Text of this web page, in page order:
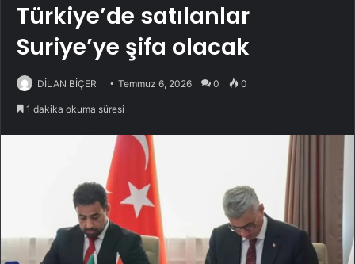
Türkiye’de satılanlar
Suriye’ye şifa olacak
DİLAN BİÇER Temmuz 6, 2026 0 0
1 dakika okuma süresi